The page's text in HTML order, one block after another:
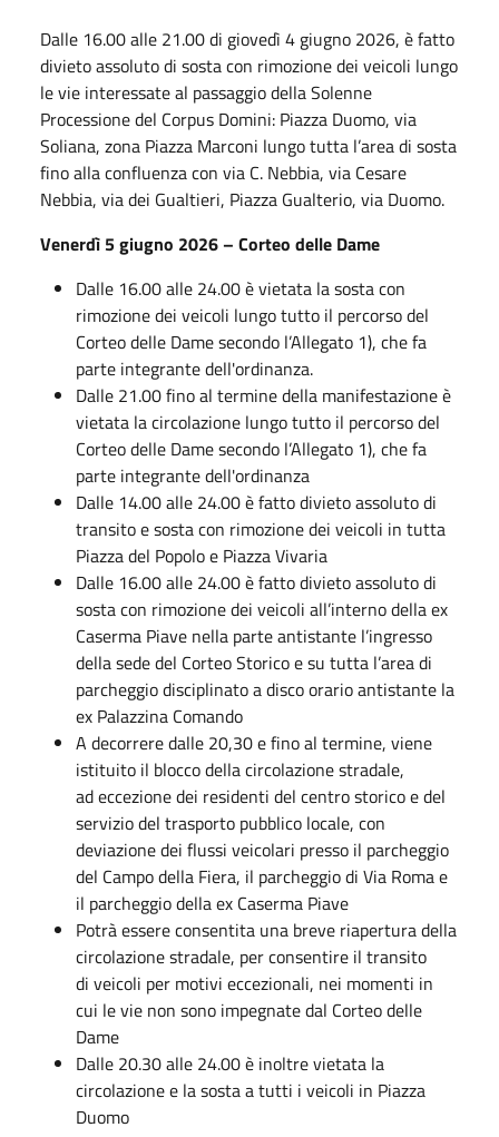
Dalle 16.00 alle 21.00 di giovedì 4 giugno 2026, è fatto
divieto assoluto di sosta con rimozione dei veicoli lungo
le vie interessate al passaggio della Solenne
Processione del Corpus Domini: Piazza Duomo, via
Soliana, zona Piazza Marconi lungo tutta l’area di sosta
fino alla confluenza con via C. Nebbia, via Cesare
Nebbia, via dei Gualtieri, Piazza Gualterio, via Duomo.
Venerdì 5 giugno 2026 – Corteo delle Dame
Dalle 16.00 alle 24.00 è vietata la sosta con
rimozione dei veicoli lungo tutto il percorso del
Corteo delle Dame secondo l’Allegato 1), che fa
parte integrante dell'ordinanza.
Dalle 21.00 fino al termine della manifestazione è
vietata la circolazione lungo tutto il percorso del
Corteo delle Dame secondo l’Allegato 1), che fa
parte integrante dell'ordinanza
Dalle 14.00 alle 24.00 è fatto divieto assoluto di
transito e sosta con rimozione dei veicoli in tutta
Piazza del Popolo e Piazza Vivaria
Dalle 16.00 alle 24.00 è fatto divieto assoluto di
sosta con rimozione dei veicoli all’interno della ex
Caserma Piave nella parte antistante l’ingresso
della sede del Corteo Storico e su tutta l’area di
parcheggio disciplinato a disco orario antistante la
ex Palazzina Comando
A decorrere dalle 20,30 e fino al termine, viene
istituito il blocco della circolazione stradale,
ad eccezione dei residenti del centro storico e del
servizio del trasporto pubblico locale, con
deviazione dei flussi veicolari presso il parcheggio
del Campo della Fiera, il parcheggio di Via Roma e
il parcheggio della ex Caserma Piave
Potrà essere consentita una breve riapertura della
circolazione stradale, per consentire il transito
di veicoli per motivi eccezionali, nei momenti in
cui le vie non sono impegnate dal Corteo delle
Dame
Dalle 20.30 alle 24.00 è inoltre vietata la
circolazione e la sosta a tutti i veicoli in Piazza
Duomo